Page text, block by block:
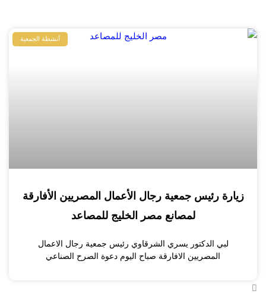
أنشطة الجمعية
زيارة رئيس جمعية رجال الأعمال المصريين الأفارقة
لمصانع مصر الخليج للمصاعد
لبي الدكتور يسري الشرقاوي رئيس جمعية رجال الاعمال
المصريين الافارقة صباح اليوم دعوة الصرح الصناعي